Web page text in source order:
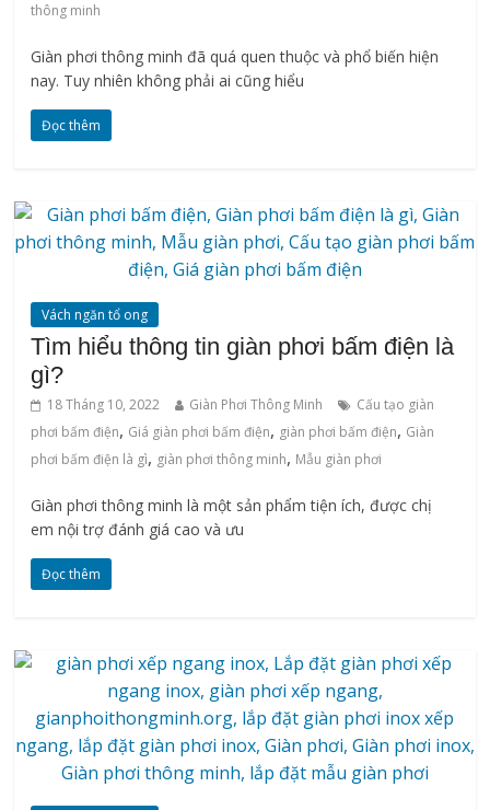
thông minh
Giàn phơi thông minh đã quá quen thuộc và phổ biến hiện
nay. Tuy nhiên không phải ai cũng hiểu
Đọc thêm
Vách ngăn tổ ong
Tìm hiểu thông tin giàn phơi bấm điện là
gì?
18 Tháng 10, 2022 Giàn Phơi Thông Minh
Cấu tạo giàn
phơi bấm điện, Giá giàn phơi bấm điện, giàn phơi bấm điện, Giàn
phơi bấm điện là gì, ‌giàn‌ ‌phơi‌ ‌thông‌ ‌minh, Mẫu giàn phơi
Giàn phơi thông minh là một sản phẩm tiện ích, được chị
em nội trợ đánh giá cao và ưu
Đọc thêm